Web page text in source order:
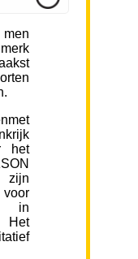
het
zijn
voor
Het